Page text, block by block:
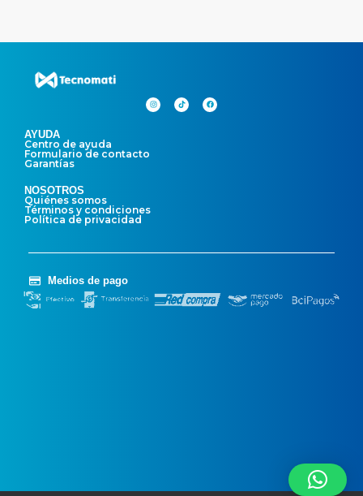
AYUDA
Centro de ayuda
Formulario de contacto
Garantías
NOSOTROS
Quiénes somos
Términos y condiciones
Política de privacidad
Medios de pago